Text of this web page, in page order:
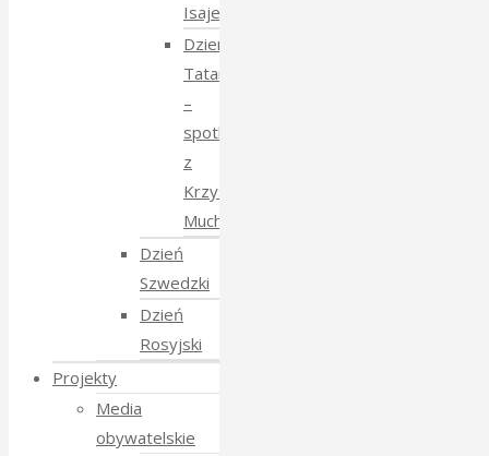
Isajewem
Dzien
Tatarski
–
spotkanie
z
Krzysztofem
Mucharskim
Dzień
Szwedzki
Dzień
Rosyjski
Projekty
Media
obywatelskie